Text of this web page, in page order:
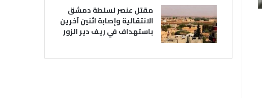
مقتل عنصر لسلطة دمشق
الانتقالية وإصابة اثنين آخرين
باستهداف في ريف دير الزور